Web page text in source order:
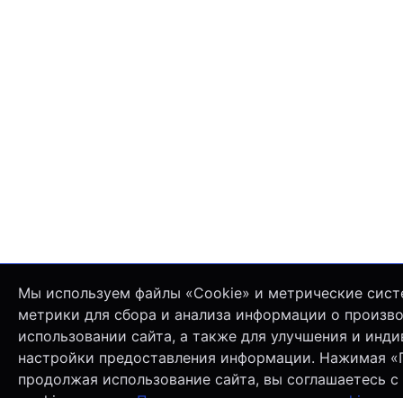
Мы используем файлы «Cookie» и метрические
метрики для сбора и анализа информации о
использовании сайта, а также для улучшения и
настройки предоставления информации. Нажимая
продолжая использование сайта, вы соглашаетесь